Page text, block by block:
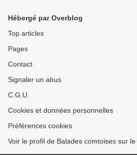
Hébergé par Overblog
Top articles
Pages
Contact
Signaler un abus
C.G.U.
Cookies et données personnelles
Préférences cookies
Voir le profil de Balades comtoises sur